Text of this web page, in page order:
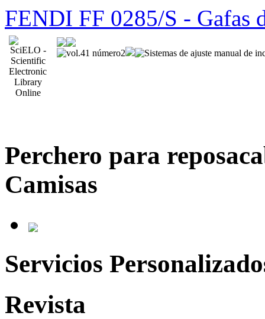
FENDI FF 0285/S - Gafas
Perchero para
Camisas
Servicios
Revista